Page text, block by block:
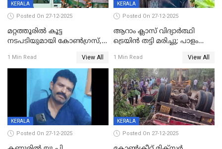
KERALA
Posted On 27-12-2025
മറ്റത്തൂരിൽ കൂട്ട
നടപടിയുമായി കോണ്‍ഗ്രസ്,
എട്ട് പേര്‍ ഉള്‍പ്പെടെ
പത്തുപേരെ പുറത്താക്കി,
ചൊവ്വന്നൂരിലും നടപടി
1 Min Read View All
KERALA
Posted On 27-12-2025
ആറാം ക്ലാസ് വിദ്യാർത്ഥി
ട്രെയിൻ തട്ടി മരിച്ചു; പാളം
അപകടം മലപ്പുറത്ത്
1 Min Read View All
KERALA
Posted On 27-12-2025
KERALA
Posted On 27-12-2025